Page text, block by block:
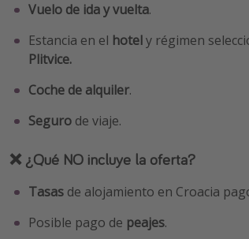
Vuelo de ida y vuelta.
Estancia en el hotely régimen
Plitvice.
Coche de alquiler.
Seguro de viaje.
❌ ¿Qué NO incluye la oferta?
Tasas de alojamiento en Croacia
Posible pago de peajes.